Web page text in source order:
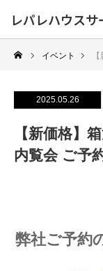
レパレハウス
イベント
2025.05.26
【新価格】
内覧会 ご予
弊社ご予約